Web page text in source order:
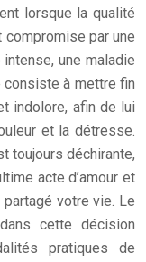
lorsque la qualité
compromise par une
une maladie
consiste à mettre fin
indolore, afin de lui
et la détresse.
toujours déchirante,
acte d’amour et
votre vie. Le
cette décision
pratiques de